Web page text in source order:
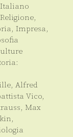
Italiano
,
, Impresa,
, Alfred
Vico,
, Max
,